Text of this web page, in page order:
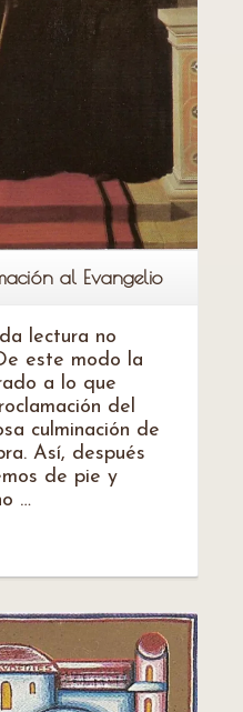
al Evangelio
lectura no
este modo la
a lo que
del
culminación de
Así, después
de pie y
…